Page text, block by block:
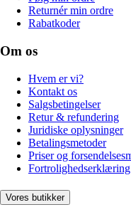
Returnér min ordre
Rabatkoder
Om os
Hvem er vi?
Kontakt os
Salgsbetingelser
Retur & refundering
Juridiske oplysninger
Betalingsmetoder
Priser og
Fortrolighedserklæring
Vores butikker